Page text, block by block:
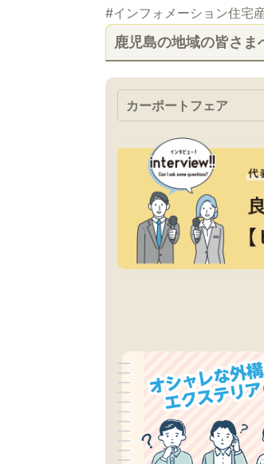
#インフォメーション住宅
鹿児島の地域の皆さま
カーポートフェア